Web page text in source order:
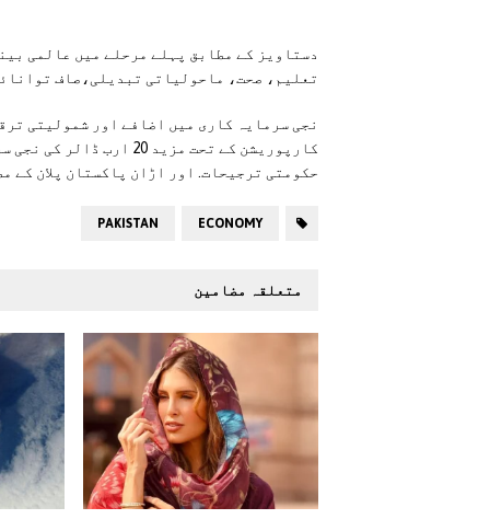
تعلیم، صحت، ماحولیاتی تبدیلی،صاف
نجی سرمایہ کاری میں اضافے اور شمولیتی
کارپوریشن کے تحت مزید
حکومتی ترجیحات. اور اڑان پاکستان پلان کے
ECONOMY
PAKISTAN
متعلقہ مضامین